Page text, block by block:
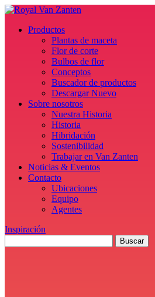
Productos
Plantas de maceta
Flor de corte
Bulbos de flor
Conceptos
Buscador de productos
Descargar Nuevo
Sobre nosotros
Nuestra Historia
Historia
Hibridación
Sostenibilidad
Trabajar en Van Zanten
Noticias & Eventos
Contacto
Ubicaciones
Equipo
Agentes
Inspiración